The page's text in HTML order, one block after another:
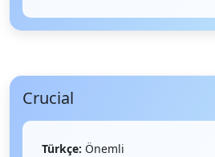
Crucial
Türkçe: Önemli